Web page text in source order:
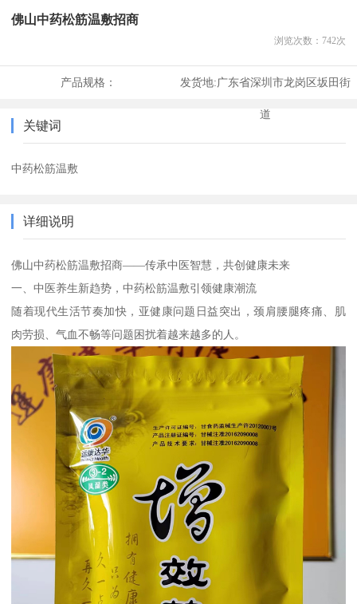
佛山中药松筋温敷招商
浏览次数： 742次
产品规格： 发货地:广东省深圳市龙岗区坂田街
道
关键词
中药松筋温敷
详细说明
佛山中药松筋温敷招商——传承中医智慧，共创健康未来
一、中医养生新趋势，中药松筋温敷引领健康潮流
随着现代生活节奏加快，亚健康问题日益突出，颈肩腰腿疼痛、肌
肉劳损、气血不畅等问题困扰着越来越多的人。